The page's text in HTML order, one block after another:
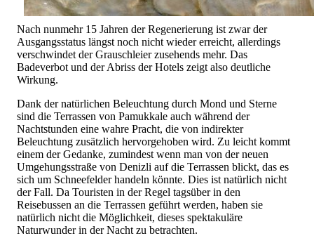
Nach nunmehr 15 Jahren der Regenerierung ist zwar der
Ausgangsstatus längst noch nicht wieder erreicht, allerdings
verschwindet der Grauschleier zusehends mehr. Das
Badeverbot und der Abriss der Hotels zeigt also deutliche
Wirkung.
Dank der natürlichen Beleuchtung durch Mond und Sterne
sind die Terrassen von Pamukkale auch während der
Nachtstunden eine wahre Pracht, die von indirekter
Beleuchtung zusätzlich hervorgehoben wird. Zu leicht kommt
einem der Gedanke, zumindest wenn man von der neuen
Umgehungsstraße von Denizli auf die Terrassen blickt, das es
sich um Schneefelder handeln könnte. Dies ist natürlich nicht
der Fall. Da Touristen in der Regel tagsüber in den
Reisebussen an die Terrassen geführt werden, haben sie
natürlich nicht die Möglichkeit, dieses spektakuläre
Naturwunder in der Nacht zu betrachten.